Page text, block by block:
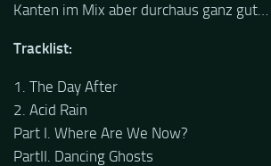
Kanten im Mix aber durchaus ganz gut…
Tracklist:
1. The Day After
2. Acid Rain
Part I. Where Are We Now?
PartII. Dancing Ghosts